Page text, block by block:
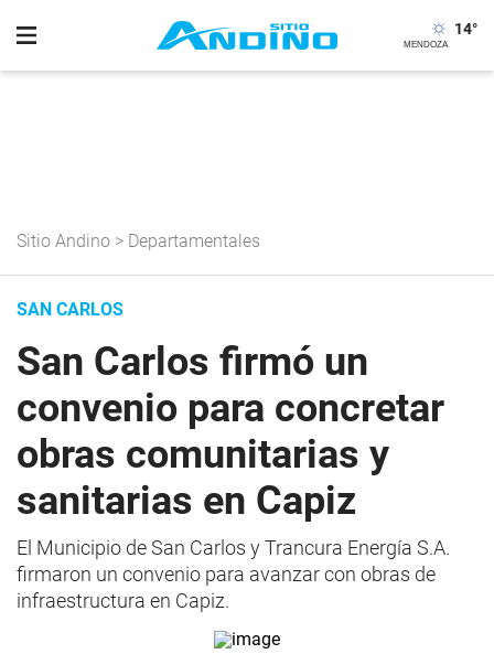
14°
Sitio Andino > Departamentales
SAN CARLOS
San Carlos firmó un
convenio para concretar
obras comunitarias y
sanitarias en Capiz
El Municipio de San Carlos y Trancura Energía S.A.
firmaron un convenio para avanzar con obras de
infraestructura en Capiz.